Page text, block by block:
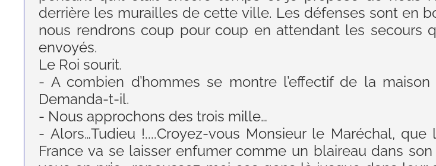
derrière les murailles de cette ville. Les défenses sont en
nous rendrons coup pour coup en attendant les secours
envoyés.
Le Roi sourit.
- A combien d’hommes se montre l’effectif de la
Demanda-t-il.
- Nous approchons des trois mille…
- Alors…Tudieu !....Croyez-vous Monsieur le Maréchal, que
France va se laisser enfumer comme un blaireau dans